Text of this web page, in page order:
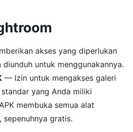
akses yang diperlukan
untuk menggunakannya.
— Izin untuk mengakses galeri
yang Anda miliki
membuka semua alat
sepenuhnya gratis.